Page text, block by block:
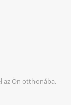
az Ön otthonába.